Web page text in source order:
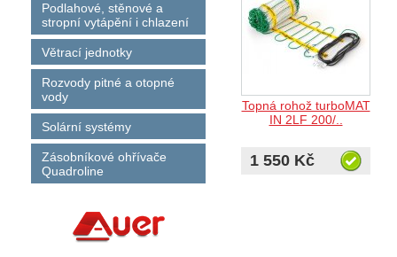
Podlahové, stěnové a
stropní vytápění i chlazení
Větrací jednotky
Rozvody pitné a otopné
vody
Solární systémy
Zásobníkové ohřívače
Quadroline
Topná rohož turboMAT
IN 2LF 200/..
1 550 Kč